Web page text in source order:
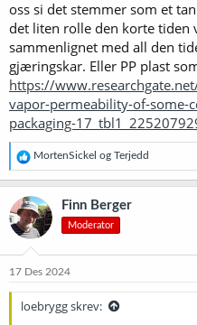
oss si det stemmer som et
det liten rolle den korte tiden
sammenlignet med all den
gjæringskar. Eller PP plast
https://
vapor-permeability-of-some-
packaging-
R
e
a
k
s
j
o
e
MortenSickel og Terjedd
Finn Berger
Moderator
17 Des 2024
loebrygg skrev: